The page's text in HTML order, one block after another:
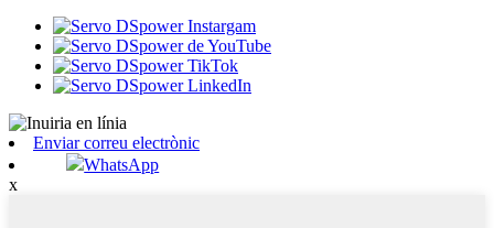
Enviar correu electrònic
WhatsApp
x